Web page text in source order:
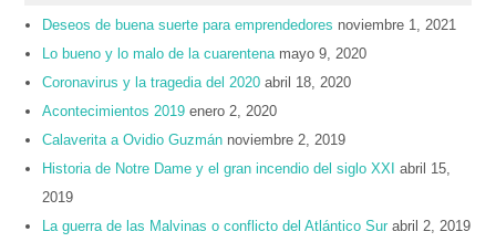
Deseos de buena suerte para emprendedores noviembre 1, 2021
Lo bueno y lo malo de la cuarentena mayo 9, 2020
Coronavirus y la tragedia del 2020 abril 18, 2020
Acontecimientos 2019 enero 2, 2020
Calaverita a Ovidio Guzmán noviembre 2, 2019
Historia de Notre Dame y el gran incendio del siglo XXI
abril 15,
2019
La guerra de las Malvinas o conflicto del Atlántico Sur abril 2, 2019